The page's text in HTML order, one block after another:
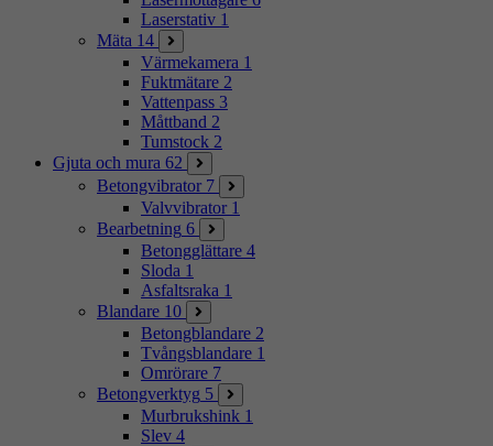
Laserstativ 1
Mäta 14
Värmekamera 1
Fuktmätare 2
Vattenpass 3
Måttband 2
Tumstock 2
Gjuta och mura 62
Betongvibrator 7
Valvvibrator 1
Bearbetning 6
Betongglättare 4
Sloda 1
Asfaltsraka 1
Blandare 10
Betongblandare 2
Tvångsblandare 1
Omrörare 7
Betongverktyg 5
Murbrukshink 1
Slev 4